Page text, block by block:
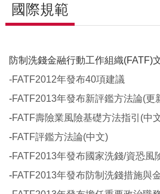
國際規範
防制洗錢金融行動工作組織(FATF)
-FATF2012年發布40項建議
-FATF2013年發布新評鑑方法論(更
-FATF壽險業風險基礎方法指引(中
-FATF評鑑方法論(中文)
-FATF2013年發布國家洗錢/資恐風
-FATF2013年發布防制洗錢措施與